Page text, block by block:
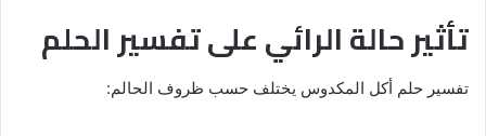
تأثير حالة الرائي على تفسير الحلم
تفسير حلم أكل المكدوس يختلف حسب ظروف الحالم: